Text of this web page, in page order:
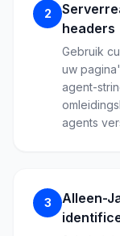
2
headers
Gebruik
uw
agent-
agents
3
Alleen-